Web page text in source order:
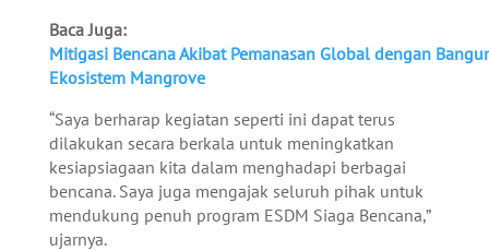
Baca Juga:
Mitigasi Bencana Akibat Pemanasan Global dengan
Ekosistem Mangrove
“Saya berharap kegiatan seperti ini dapat terus
dilakukan secara berkala untuk meningkatkan
kesiapsiagaan kita dalam menghadapi berbagai
bencana. Saya juga mengajak seluruh pihak untuk
mendukung penuh program ESDM Siaga Bencana,”
ujarnya.